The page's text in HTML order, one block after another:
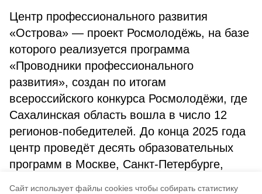
Cайт использует файлы cookies чтобы собирать статистику
Центр профессионального развития
«Острова» — проект Росмолодёжь, на базе
которого реализуется программа
«Проводники профессионального
развития», создан по итогам
всероссийского конкурса Росмолодёжи, где
Сахалинская область вошла в число 12
регионов-победителей. До конца 2025 года
центр проведёт десять образовательных
программ в Москве, Санкт-Петербурге,